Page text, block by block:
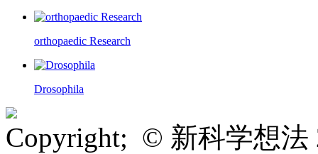
orthopaedic Research
Drosophila
Copyright; © 新科学想